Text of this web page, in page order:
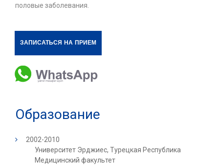
половые заболевания.
ЗАПИСАТЬСЯ НА ПРИЕМ
Образование
2002-2010
Университет Эрджиес, Турецкая Республика
Медицинский факультет